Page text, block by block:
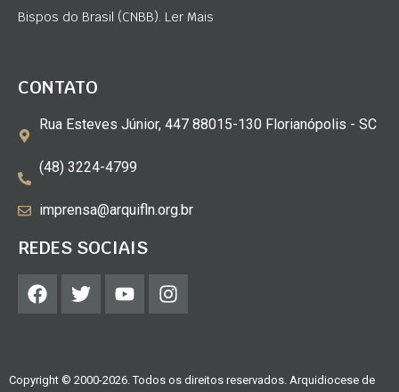
Bispos do Brasil (CNBB). Ler Mais
CONTATO
Rua Esteves Júnior, 447 88015-130 Florianópolis - SC
(48) 3224-4799
imprensa@arquifln.org.br
REDES SOCIAIS
Copyright © 2000-2026. Todos os direitos reservados. Arquidiocese de